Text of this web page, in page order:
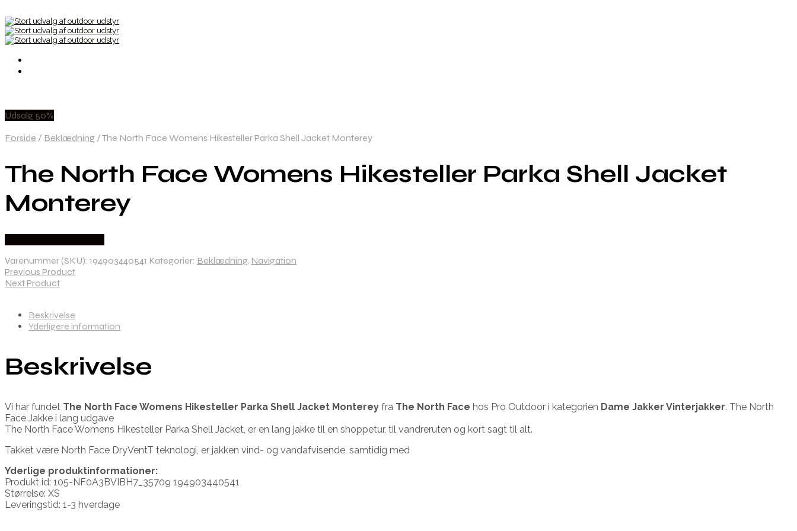
Udsalg 50%
Forside / Beklædning /The North Face Womens Hikesteller Parka Shell Jacket Monterey
The North Face Womens Hikesteller Parka Shell Jacket
Monterey
Varenummer (SKU): 194903440541 Kategorier: Beklædning, Navigation
Previous Product
Next Product
Beskrivelse
Yderligere information
Beskrivelse
Vi har fundet The North Face Womens Hikesteller Parka Shell Jacket Monterey fra The North Face hos Pro Outdoor i kategorien Dame Jakker Vinterjakker. The North
Face Jakke i lang udgave
The North Face Womens Hikesteller Parka Shell Jacket, er en lang jakke til en shoppetur, til vandreruten og kort sagt til alt.
Takket være North Face DryVentT teknologi, er jakken vind- og vandafvisende, samtidig med
Yderlige produktinformationer:
Produkt id: 105-NF0A3BVIBH7_35709 194903440541
Størrelse: XS
Leveringstid: 1-3 hverdage